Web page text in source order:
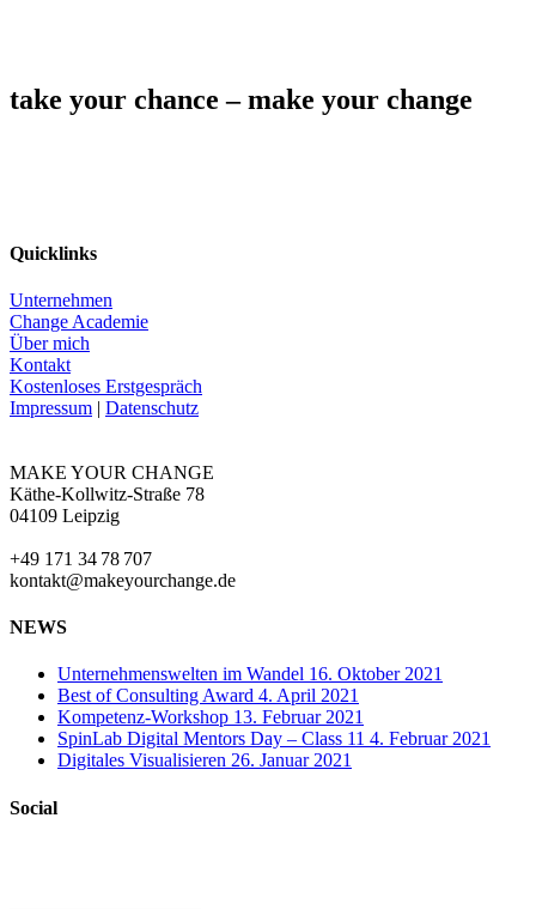
take your chance – make your change
Quicklinks
Unternehmen
Change Academie
Über mich
Kontakt
Kostenloses Erstgespräch
Impressum | Datenschutz
MAKE YOUR CHANGE
Käthe-Kollwitz-Straße 78
04109 Leipzig
+49 171 34 78 707
kontakt@makeyourchange.de
NEWS
Unternehmenswelten im Wandel 16. Oktober 2021
Best of Consulting Award 4. April 2021
Kompetenz-Workshop 13. Februar 2021
SpinLab Digital Mentors Day – Class 11 4. Februar 2021
Digitales Visualisieren 26. Januar 2021
Social